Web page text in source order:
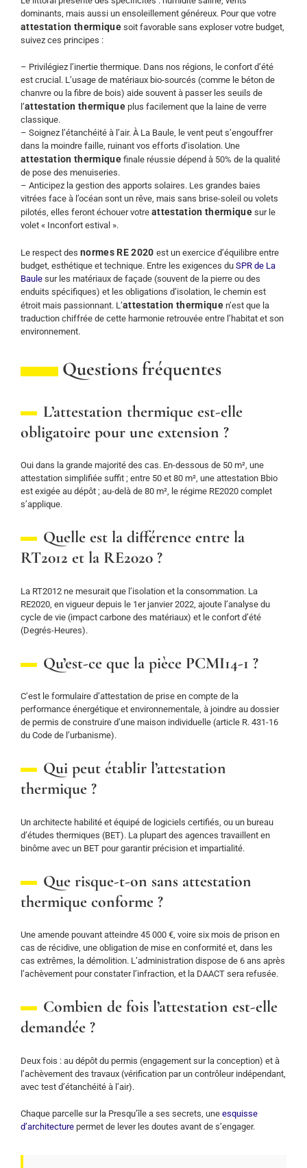
dominants, mais aussi un ensoleillement généreux. Pour que votre
attestation thermique soit favorable sans exploser votre budget,
suivez ces principes :
– Privilégiez l’inertie thermique. Dans nos régions, le confort d’été
est crucial. L’usage de matériaux bio-sourcés (comme le béton de
chanvre ou la fibre de bois) aide souvent à passer les seuils de
l’attestation thermique plus facilement que la laine de verre
classique.
– Soignez l’étanchéité à l’air. À La Baule, le vent peut s’engouffrer
dans la moindre faille, ruinant vos efforts d’isolation. Une
attestation thermique finale réussie dépend à 50% de la qualité
de pose des menuiseries.
– Anticipez la gestion des apports solaires. Les grandes baies
vitrées face à l’océan sont un rêve, mais sans brise-soleil ou volets
pilotés, elles feront échouer votre attestation thermique sur le
volet « Inconfort estival ».
Le respect des normes RE 2020 est un exercice d’équilibre entre
budget, esthétique et technique. Entre les exigences du SPR de La
Baule sur les matériaux de façade (souvent de la pierre ou des
enduits spécifiques) et les obligations d’isolation, le chemin est
étroit mais passionnant. L’attestation thermique n’est que la
traduction chiffrée de cette harmonie retrouvée entre l’habitat et son
environnement.
Questions fréquentes
L’attestation thermique est-elle
obligatoire pour une extension ?
Oui dans la grande majorité des cas. En-dessous de 50 m², une
attestation simplifiée suffit ; entre 50 et 80 m², une attestation Bbio
est exigée au dépôt ; au-delà de 80 m², le régime RE2020 complet
s’applique.
Quelle est la différence entre la
RT2012 et la RE2020 ?
La RT2012 ne mesurait que l’isolation et la consommation. La
RE2020, en vigueur depuis le 1er janvier 2022, ajoute l’analyse du
cycle de vie (impact carbone des matériaux) et le confort d’été
(Degrés-Heures).
Qu’est-ce que la pièce PCMI14-1 ?
C’est le formulaire d’attestation de prise en compte de la
performance énergétique et environnementale, à joindre au dossier
de permis de construire d’une maison individuelle (article R. 431-16
du Code de l’urbanisme).
Qui peut établir l’attestation
thermique ?
Un architecte habilité et équipé de logiciels certifiés, ou un bureau
d’études thermiques (BET). La plupart des agences travaillent en
binôme avec un BET pour garantir précision et impartialité.
Que risque-t-on sans attestation
thermique conforme ?
Une amende pouvant atteindre 45 000 €, voire six mois de prison en
cas de récidive, une obligation de mise en conformité et, dans les
cas extrêmes, la démolition. L’administration dispose de 6 ans après
l’achèvement pour constater l’infraction, et la DAACT sera refusée.
Combien de fois l’attestation est-elle
demandée ?
Deux fois : au dépôt du permis (engagement sur la conception) et à
l’achèvement des travaux (vérification par un contrôleur indépendant,
avec test d’étanchéité à l’air).
Chaque parcelle sur la Presqu’île a ses secrets, une esquisse
d’architecture permet de lever les doutes avant de s’engager.